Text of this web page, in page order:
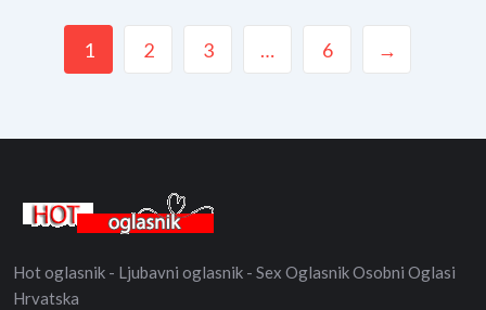
1 2 3 … 6 →
Hot oglasnik - Ljubavni oglasnik - Sex Oglasnik Osobni Oglasi
Hrvatska